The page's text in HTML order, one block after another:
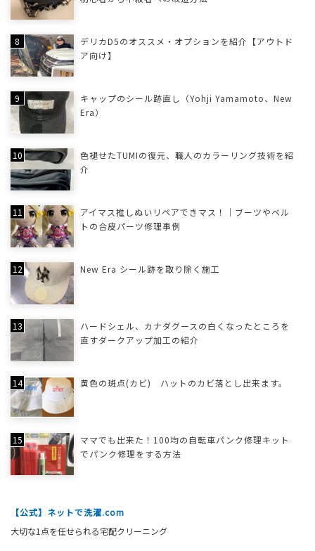
デリカD5のオススメ・オプションを紹介【アウトド
ア向け】
キャップのシール跡直し（Yohji Yamamoto、New
Era）
色褪せたTUMIの復元、職人のカラーリング技術を紹
介
アイマス推しぬいリペアできマス！｜ブーツやベル
トの合皮パーツ修理事例
New Era シール跡を取り除く施工
ハードシェル、カナダグースの白くなったところを
直すダークアップ加工の紹介
黄色の斑点(カビ) ハットのカビ落とし出来ます。
ママでも出来た！100均の自転車パンク修理キット
でパンク修理をする方法
【公式】ネットで洗濯.com
大切な1点を任せられる宅配クリーニング